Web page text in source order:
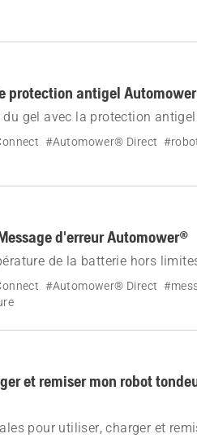
protection antigel
gel avec la protection
basées sur le capteur, les
#Automower® Direct
d'erreur Automower®
de la batterie hors
#Automower® Direct
et remiser mon robot
pour utiliser, charger et